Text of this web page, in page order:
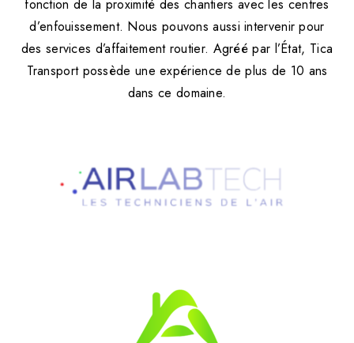
fonction de la proximité des chantiers avec les centres
d’enfouissement. Nous pouvons aussi intervenir pour
des services d’affaitement routier. Agréé par l’État, Tica
Transport possède une expérience de plus de 10 ans
dans ce domaine.